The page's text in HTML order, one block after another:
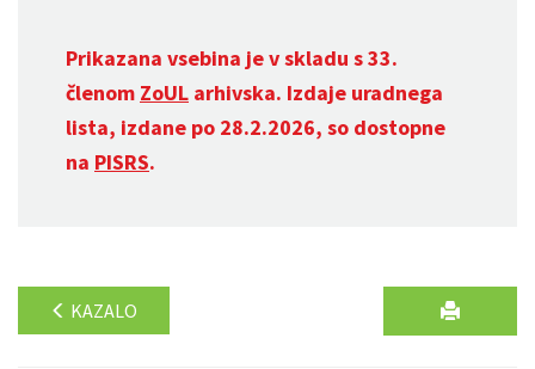
Prikazana vsebina je v skladu s 33.
členom ZoUL arhivska. Izdaje uradnega
lista, izdane po 28.2.2026, so dostopne
na PISRS.
KAZALO